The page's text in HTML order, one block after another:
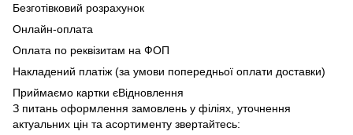
Безготівковий розрахунок
Онлайн-оплата
Оплата по реквізитам на ФОП
Накладений платіж (за умови попередньої оплати доставки)
Приймаємо картки єВідновлення
З питань оформлення замовлень у філіях, уточнення
актуальних цін та асортименту звертайтесь: